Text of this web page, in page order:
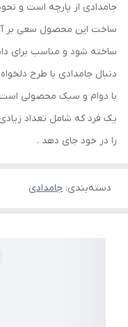
جامدادی از پارچه است و
ساخت این محصول سعی بر آن
ساخته شود و مناسب برای
دنبال جامدادی با طرح
با دوام و سبک محصولی است
یک فرد که شامل تعداد
را در خود جای دهد .
دسته‌بندی: جامدادی